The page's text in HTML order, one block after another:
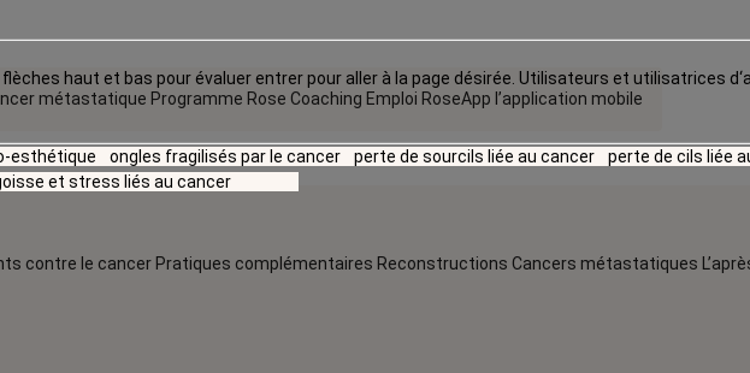
métastatique Programme Rose Coaching Emploi RoseApp l’application mobile
contre le cancer Pratiques complémentaires Reconstructions Cancers métastatiques
haut et bas pour évaluer entrer pour aller à la page désirée. Utilisateurs et utilisatrices
esthétique ongles fragilisés par le cancer perte de sourcils liée au cancer perte de cils liée
et stress liés au cancer